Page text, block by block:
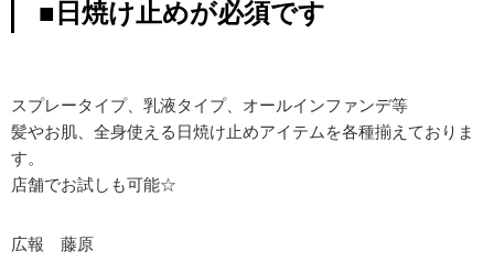
■日焼け止めが必須です
スプレータイプ、乳液タイプ、オールインファンデ等
髪やお肌、全身使える日焼け止めアイテムを各種揃えておりま
す。
店舗でお試しも可能☆
広報 藤原